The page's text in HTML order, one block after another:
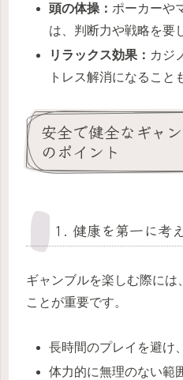
頭の体操： ポーカーや
は、判断力や戦略を要
リラックス効果： カジ
トレス解消になること
安全で健全なギャ
のポイント
1. 健康を第一に考
ギャンブルを楽しむ際には
ことが重要です。
長時間のプレイを避け
体力的に無理のない範